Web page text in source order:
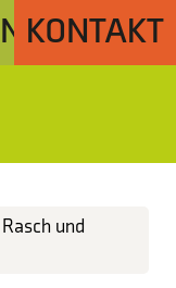
KONTAKT
und